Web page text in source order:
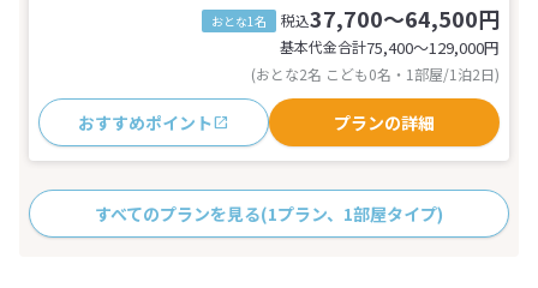
おとな1名 税込37,700～64,500円
基本代金合計75,400〜129,000円
(おとな2名 こども0名・1部屋/1泊2日)
おすすめポイント プランの詳細
すべてのプランを見る(1プラン、1部屋タイプ)